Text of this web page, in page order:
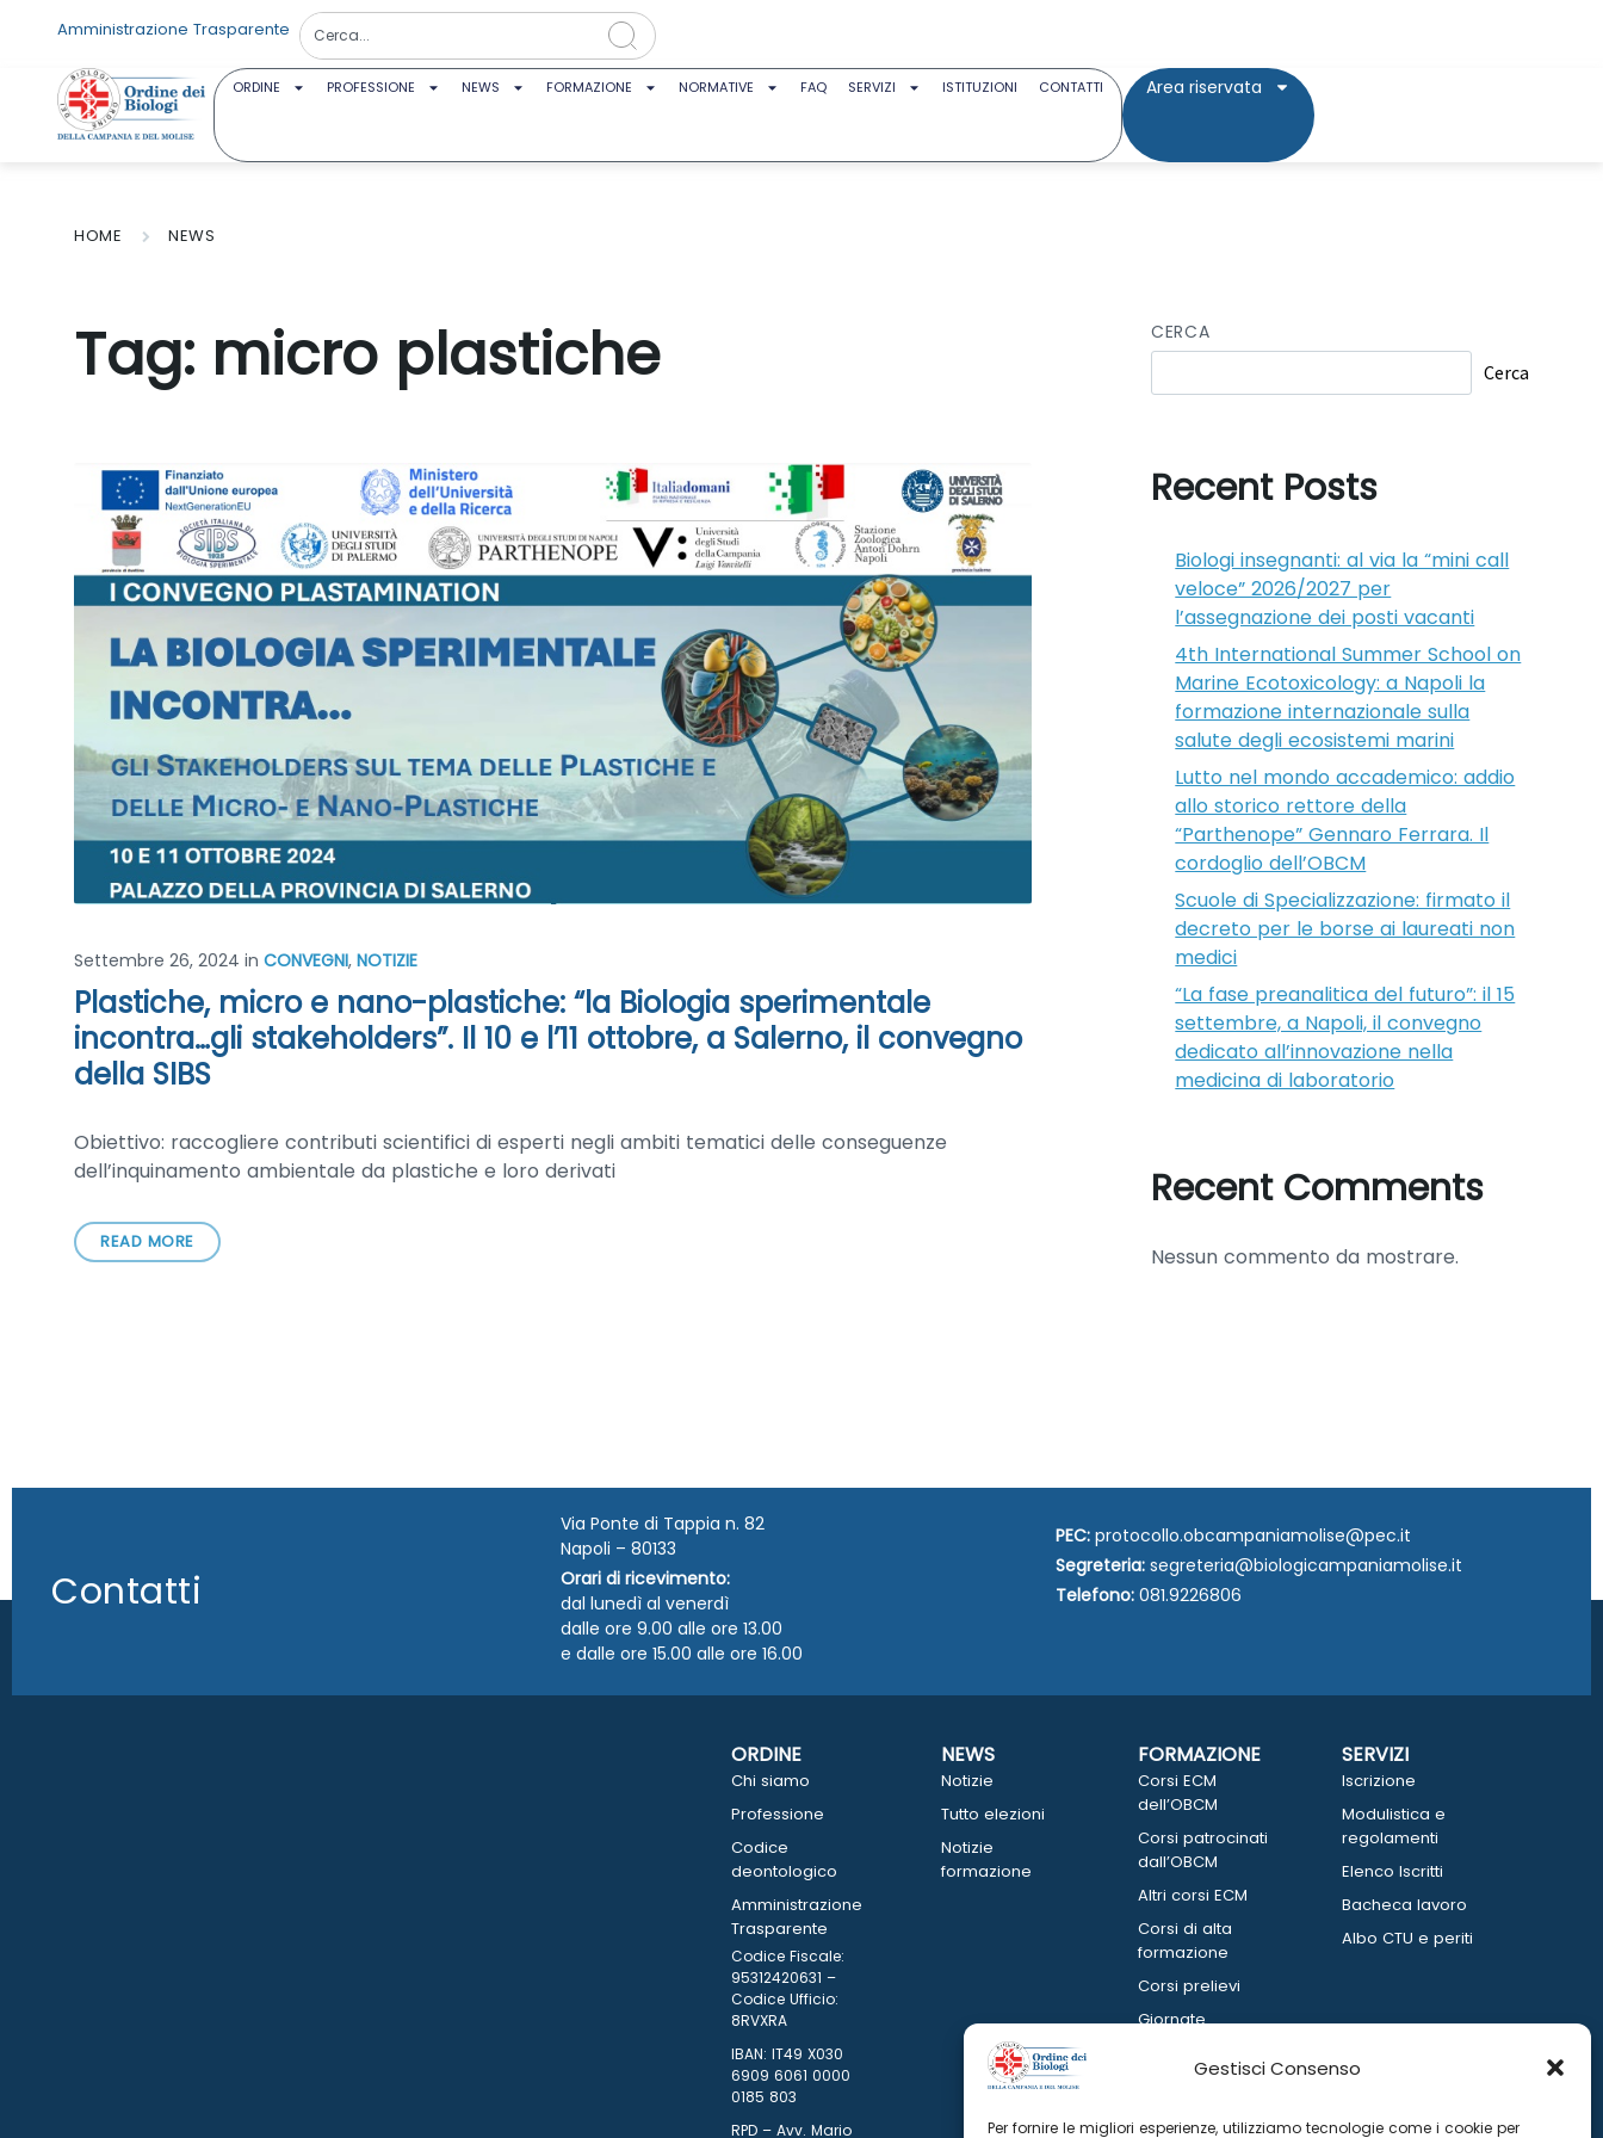
Gestisci Consenso
Per fornire le migliori esperienze, utilizziamo tecnologie come i cookie per
Amministrazione Trasparente
ORDINE PROFESSIONE NEWS FORMAZIONE NORMATIVE FAQ SERVIZI ISTITUZIONI CONTATTI Area riservata
HOME NEWS
Tag: micro plastiche
Settembre 26, 2024 in CONVEGNI, NOTIZIE
Plastiche, micro e nano-plastiche: “la Biologia sperimentale
incontra…gli stakeholders”. Il 10 e l’11 ottobre, a Salerno, il convegno
della SIBS
Obiettivo: raccogliere contributi scientifici di esperti negli ambiti tematici delle conseguenze
dell’inquinamento ambientale da plastiche e loro derivati
READ MORE
CERCA
Cerca
Recent Posts
Biologi insegnanti: al via la “mini call
veloce” 2026/2027 per
l’assegnazione dei posti vacanti
4th International Summer School on
Marine Ecotoxicology: a Napoli la
formazione internazionale sulla
salute degli ecosistemi marini
Lutto nel mondo accademico: addio
allo storico rettore della
“Parthenope” Gennaro Ferrara. Il
cordoglio dell’OBCM
Scuole di Specializzazione: firmato il
decreto per le borse ai laureati non
medici
“La fase preanalitica del futuro”: il 15
settembre, a Napoli, il convegno
dedicato all’innovazione nella
medicina di laboratorio
Recent Comments
Nessun commento da mostrare.
Contatti
Via Ponte di Tappia n. 82
Napoli – 80133
Orari di ricevimento:
dal lunedì al venerdì
dalle ore 9.00 alle ore 13.00
e dalle ore 15.00 alle ore 16.00
PEC: protocollo.obcampaniamolise@pec.it
Segreteria: segreteria@biologicampaniamolise.it
Telefono: 081.9226806
ORDINE
Chi siamo
Professione
Codice
deontologico
Amministrazione
Trasparente
Codice Fiscale:
95312420631 –
Codice Ufficio:
8RVXRA
IBAN: IT49 X030
6909 6061 0000
0185 803
RPD – Avv. Mario
NEWS
Notizie
Tutto elezioni
Notizie
formazione
FORMAZIONE
Corsi ECM
dell’OBCM
Corsi patrocinati
dall’OBCM
Altri corsi ECM
Corsi di alta
formazione
Corsi prelievi
Giornate
SERVIZI
Iscrizione
Modulistica e
regolamenti
Elenco Iscritti
Bacheca lavoro
Albo CTU e periti